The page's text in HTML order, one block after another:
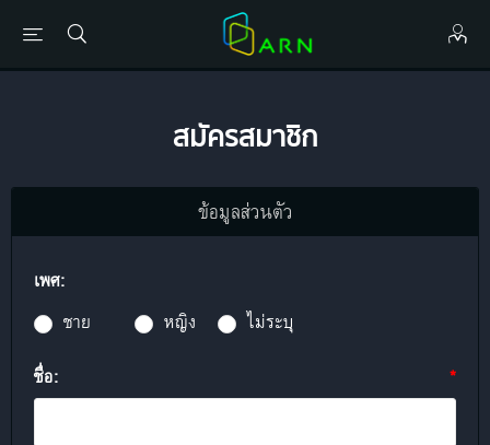
สมัครสมาชิก
ข้อมูลส่วนตัว
เพศ:
ชาย
หญิง
ไม่ระบุ
ชื่อ:
*